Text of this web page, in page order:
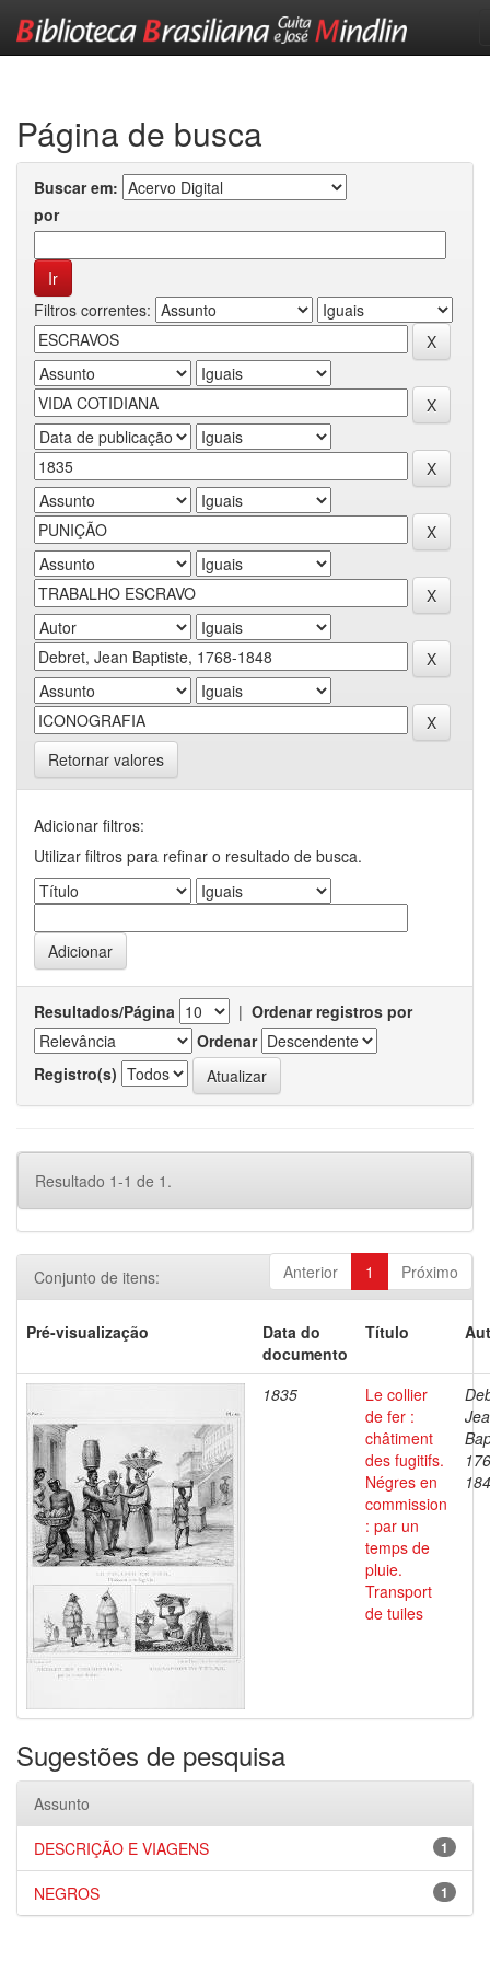
Página de busca
Buscar em:
por
Filtros correntes:
Retornar valores
Adicionar filtros:
Utilizar filtros para refinar o resultado de busca.
Resultados/Página | Ordenar registros por
Ordenar
Registro(s)
Resultado 1-1 de 1.
Anterior 1 Próximo
Conjunto de itens:
Pré-visualização
Data do
documento
Título
1835
Le collier
de fer :
châtiment
des fugitifs.
Négres en
commission
: par un
temps de
pluie.
Transport
de tuiles
Sugestões de pesquisa
Assunto
1
DESCRIÇÃO E VIAGENS
1
NEGROS